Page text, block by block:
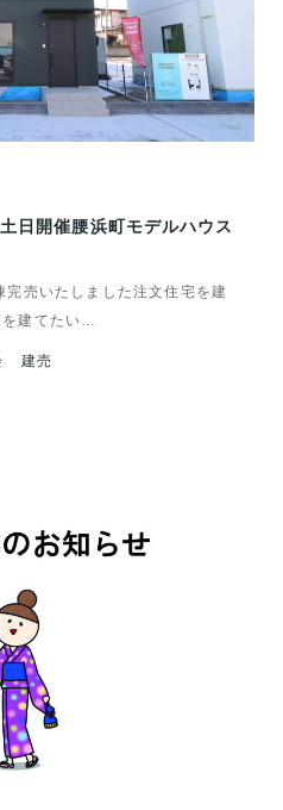
日開催腰浜町モデルハウス
売いたしました注文住宅を建
建てたい…
建売